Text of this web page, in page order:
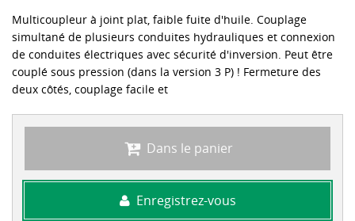
Multicoupleur à joint plat, faible fuite d'huile. Couplage
simultané de plusieurs conduites hydrauliques et connexion
de conduites électriques avec sécurité d'inversion. Peut être
couplé sous pression (dans la version 3 P) ! Fermeture des
deux côtés, couplage facile et
Dans le panier
Enregistrez-vous